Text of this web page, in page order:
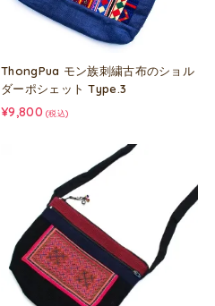
ThongPua モン族刺繍古布のショル
ダーポシェット Type.3
¥9,800 (税込)